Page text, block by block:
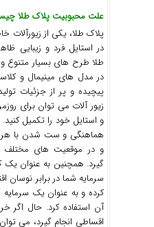
علت محبوبیت پلاک طلا
پلاک طلا، یکی از زیورآلات
در استایل فرد و زیبایی
طلا طرح های بسیار متنوع و
در مدل های مینیمال و
پیچیده و پر از جزئیات
زیور آلات می توان برای
و استایل خود را تکمیل
هماهنگی و ست شدن با هر
و در موقعیت های مختلف
گیرد. همچنین به عنوان یک
سرمایه شما در برابر نوسان
کرده و به عنوان یک سرمایه
آن استفاده کرد. حال اگر
اقساطی انجام گیرد، می‌